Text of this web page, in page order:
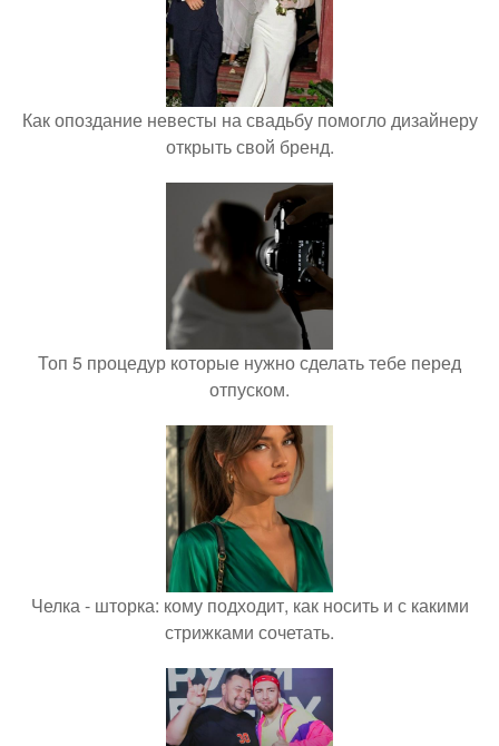
Как опоздание невесты на свадьбу помогло дизайнеру
открыть свой бренд.
Топ 5 процедур которые нужно сделать тебе перед
отпуском.
Челка - шторка: кому подходит, как носить и с какими
стрижками сочетать.